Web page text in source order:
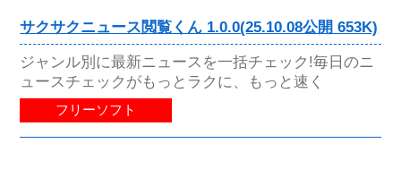
サクサクニュース閲覧くん 1.0.0(25.10.08公開 653K)
ジャンル別に最新ニュースを一括チェック!毎日のニ
ュースチェックがもっとラクに、もっと速く
フリーソフト